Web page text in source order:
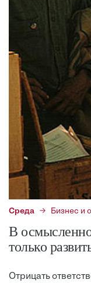
Среда Бизнес и
В
только
Отрицать